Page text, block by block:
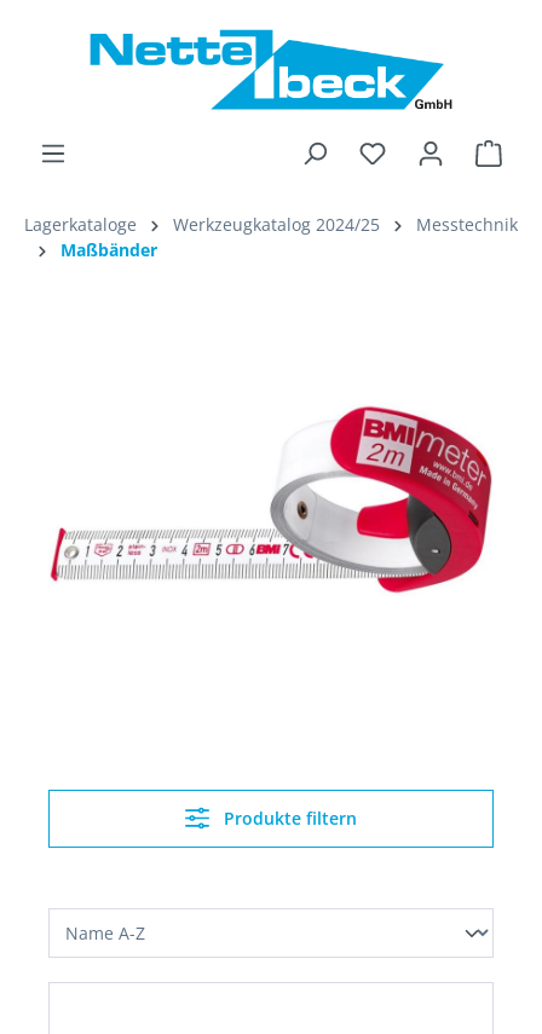
Lagerkataloge Werkzeugkatalog 2024/25
Messtechnik
Maßbänder
Produkte filtern